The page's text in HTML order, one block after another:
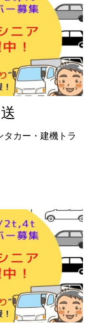
カー・建機トラ